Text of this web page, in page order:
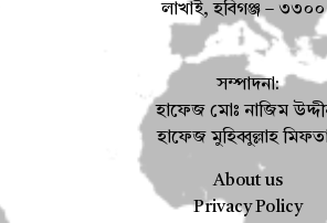
লাখাই, হবিগঞ্জ –
সম্পাদনা:
হাফেজ মোঃ নাজিম
হাফেজ মুহিব্বুল্লাহ
About us
Privacy Policy